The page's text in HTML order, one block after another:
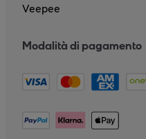
Veepee
Modalità di pagamento